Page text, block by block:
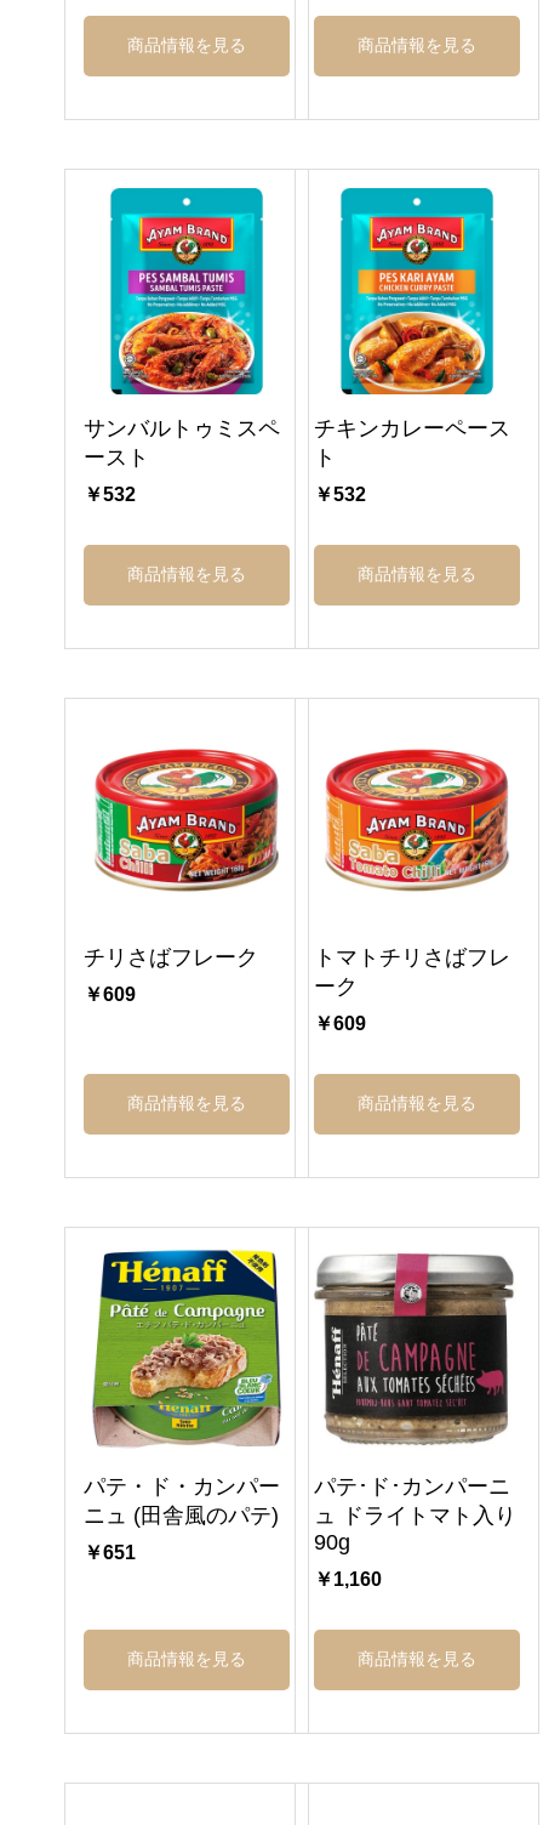
商品情報を見る 商品情報を見る
サンバルトゥミスペ
ースト
￥532
商品情報を見る
チキンカレーペース
ト
￥532
商品情報を見る
チリさばフレーク
￥609
商品情報を見る
トマトチリさばフレ
ーク
￥609
商品情報を見る
パテ・ド・カンパー
ニュ (田舎風のパテ)
￥651
商品情報を見る
パテ･ド･カンパーニ
ュ ドライトマト入り
90g
￥1,160
商品情報を見る